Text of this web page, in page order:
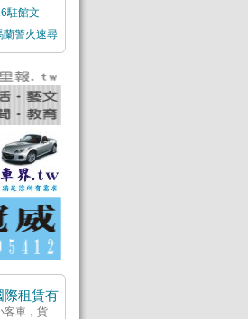
駐館文
蘭警火速尋
際租賃有
客車，貨